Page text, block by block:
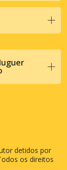
detidos por
os direitos